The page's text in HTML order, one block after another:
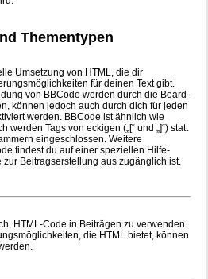
Thementypen
Umsetzung von HTML, die dir
für deinen Text gibt.
von BBCode werden durch die Board-
können jedoch auch durch dich für jeden
werden. BBCode ist ähnlich wie
werden Tags von eckigen („[“ und „]“) statt
eingeschlossen. Weitere
findest du auf einer speziellen Hilfe-
zur Beitragserstellung aus zugänglich ist.
HTML-Code in Beiträgen zu verwenden.
die HTML bietet, können